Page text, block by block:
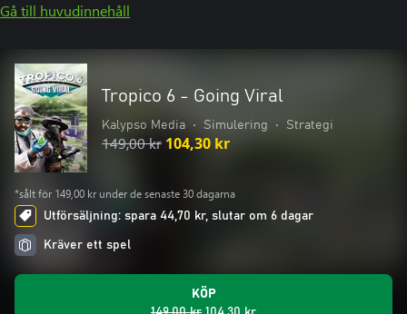
Gå till huvudinnehåll
Tropico 6 - Going Viral
Kalypso Media • Simulering • Strategi
149,00 kr 104,30 kr
*sålt för 149,00 kr under de senaste 30 dagarna
Utförsäljning: spara 44,70 kr, slutar om 6 dagar
Kräver ett spel
KÖP